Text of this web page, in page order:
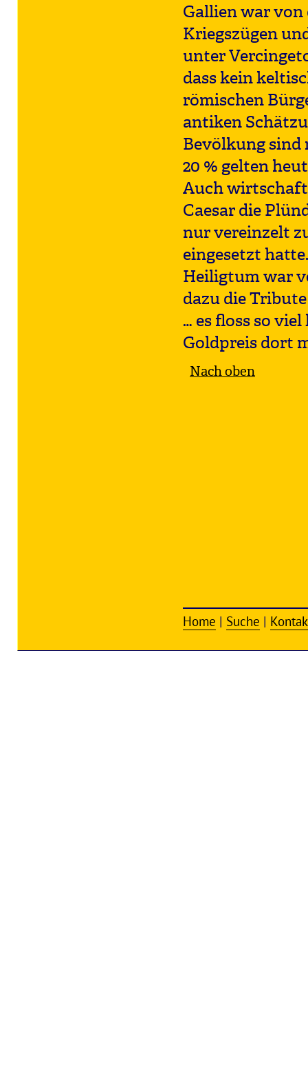
Gallien war von
Kriegszügen
unter
dass kein
römischen
antiken
Bevölkung sind
20 % gelten
Auch
Caesar die
nur vereinzelt
eingesetzt
Heiligtum war
dazu die
… es floss so
Goldpreis dort
Nach oben
Home | Suche |